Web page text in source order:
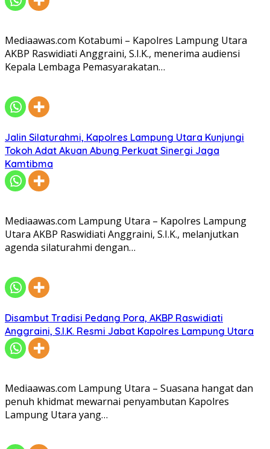
Mediaawas.com Kotabumi – Kapolres Lampung Utara
AKBP Raswidiati Anggraini, S.I.K., menerima audiensi
Kepala Lembaga Pemasyarakatan…
Jalin Silaturahmi, Kapolres Lampung Utara Kunjungi
Tokoh Adat Akuan Abung Perkuat Sinergi Jaga
Kamtibma
Mediaawas.com Lampung Utara – Kapolres Lampung
Utara AKBP Raswidiati Anggraini, S.I.K., melanjutkan
agenda silaturahmi dengan…
Disambut Tradisi Pedang Pora, AKBP Raswidiati
Anggraini, S.I.K. Resmi Jabat Kapolres Lampung Utara
Mediaawas.com Lampung Utara – Suasana hangat dan
penuh khidmat mewarnai penyambutan Kapolres
Lampung Utara yang…